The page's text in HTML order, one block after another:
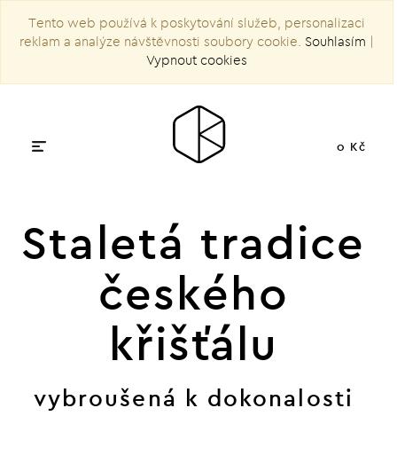
Tento web používá k poskytování služeb, personalizaci
reklam a analýze návštěvnosti soubory cookie. Souhlasím |
Vypnout cookies
0 Kč
Staletá tradice
českého
křišťálu
vybroušená k dokonalosti